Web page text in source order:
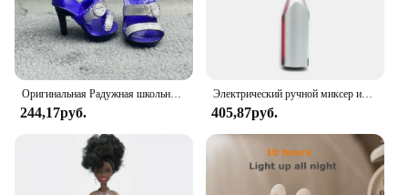
Оригинальная Радужная школьная кукла, можно выбрать обувь, каблук, сапоги, игрушки для девочек «сделай сам»
244,17руб.
Электрический ручной миксер из нержавеющей стали, Легкий Блендер для выпечки и приготовления пищи
405,87руб.